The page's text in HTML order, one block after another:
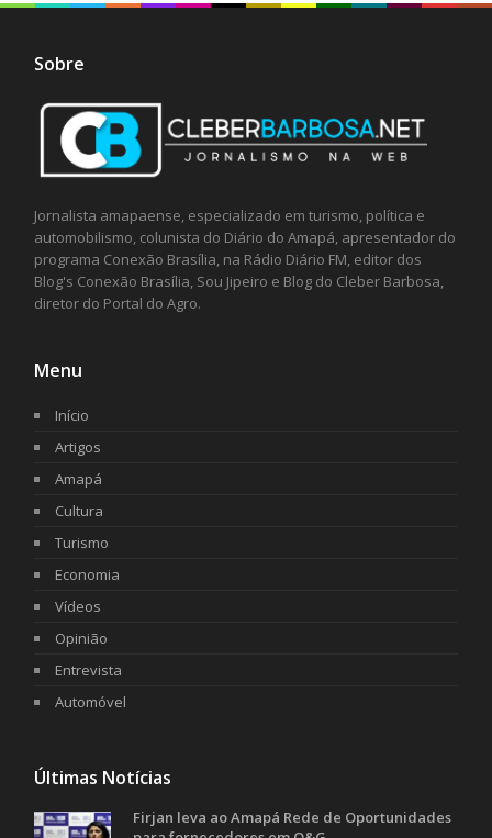
Sobre
Jornalista amapaense, especializado em turismo, política e
automobilismo, colunista do Diário do Amapá, apresentador do
programa Conexão Brasília, na Rádio Diário FM, editor dos
Blog's Conexão Brasília, Sou Jipeiro e Blog do Cleber Barbosa,
diretor do Portal do Agro.
Menu
Início
Artigos
Amapá
Cultura
Turismo
Economia
Vídeos
Opinião
Entrevista
Automóvel
Últimas Notícias
Firjan leva ao Amapá Rede de Oportunidades